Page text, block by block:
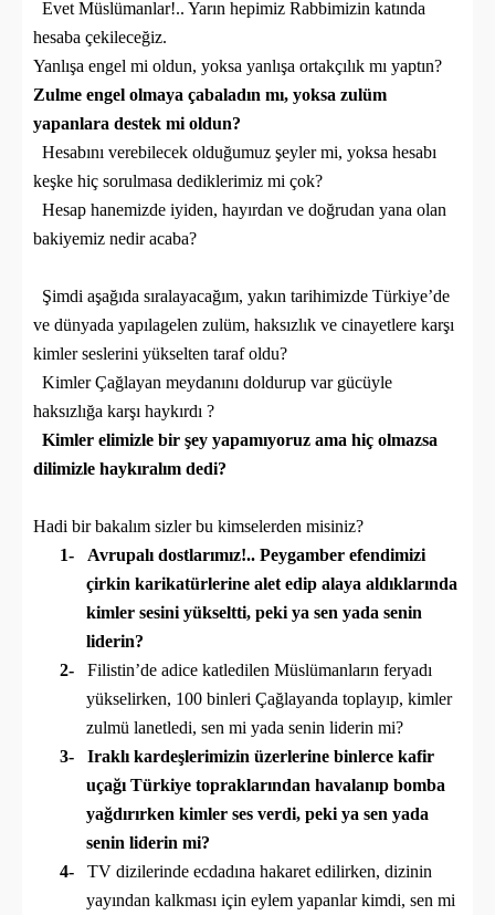
Evet Müslümanlar!.. Yarın hepimiz Rabbimizin katında
hesaba çekileceğiz.
Yanlışa engel mi oldun, yoksa yanlışa ortakçılık mı yaptın?
Zulme engel olmaya çabaladın mı, yoksa zulüm
yapanlara destek mi oldun?
Hesabını verebilecek olduğumuz şeyler mi, yoksa hesabı
keşke hiç sorulmasa dediklerimiz mi çok?
Hesap hanemizde iyiden, hayırdan ve doğrudan yana olan
bakiyemiz nedir acaba?
Şimdi aşağıda sıralayacağım, yakın tarihimizde Türkiye’de
ve dünyada yapılagelen zulüm, haksızlık ve cinayetlere karşı
kimler seslerini yükselten taraf oldu?
Kimler Çağlayan meydanını doldurup var gücüyle
haksızlığa karşı haykırdı ?
Kimler elimizle bir şey yapamıyoruz ama hiç olmazsa
dilimizle haykıralım dedi?
Hadi bir bakalım sizler bu kimselerden misiniz?
1-
Avrupalı dostlarımız!.. Peygamber efendimizi
çirkin karikatürlerine alet edip alaya aldıklarında
kimler sesini yükseltti, peki ya sen yada senin
liderin?
2-
Filistin’de adice katledilen Müslümanların feryadı
yükselirken, 100 binleri Çağlayanda toplayıp, kimler
zulmü lanetledi, sen mi yada senin liderin mi?
3-
Iraklı kardeşlerimizin üzerlerine binlerce kafir
uçağı Türkiye topraklarından havalanıp bomba
yağdırırken kimler ses verdi, peki ya sen yada
senin liderin mi?
4-
TV dizilerinde ecdadına hakaret edilirken, dizinin
yayından kalkması için eylem yapanlar kimdi, sen mi